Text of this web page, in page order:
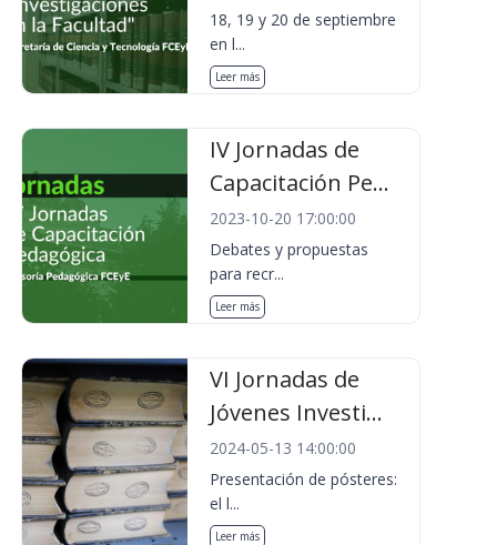
18, 19 y 20 de septiembre
en l...
Leer más
IV Jornadas de
Capacitación Pe...
2023-10-20 17:00:00
Debates y propuestas
para recr...
Leer más
VI Jornadas de
Jóvenes Investi...
2024-05-13 14:00:00
Presentación de pósteres:
el l...
Leer más